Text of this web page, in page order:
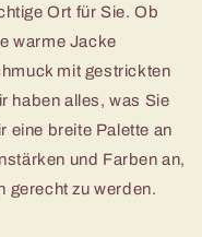
Ort für Sie. Ob
warme Jacke
mit gestrickten
haben alles, was Sie
eine breite Palette an
und Farben an,
gerecht zu werden.